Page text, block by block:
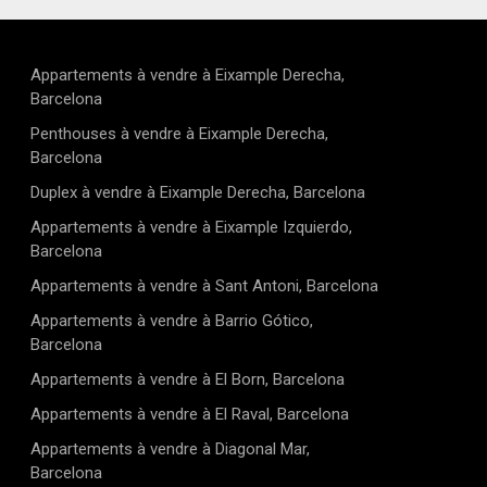
Appartements à vendre à Eixample Derecha,
Barcelona
Penthouses à vendre à Eixample Derecha,
Barcelona
Duplex à vendre à Eixample Derecha, Barcelona
Appartements à vendre à Eixample Izquierdo,
Barcelona
Appartements à vendre à Sant Antoni, Barcelona
Appartements à vendre à Barrio Gótico,
Barcelona
Appartements à vendre à El Born, Barcelona
Appartements à vendre à El Raval, Barcelona
Appartements à vendre à Diagonal Mar,
Barcelona